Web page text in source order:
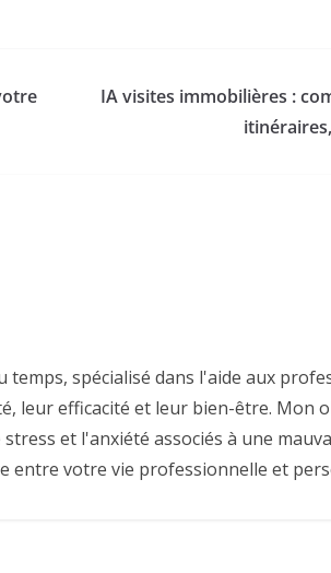
IA visites immobilières :
spécialisé dans l'aide aux
leur efficacité et leur bien-être. Mon
et l'anxiété associés à une
entre votre vie professionnelle et